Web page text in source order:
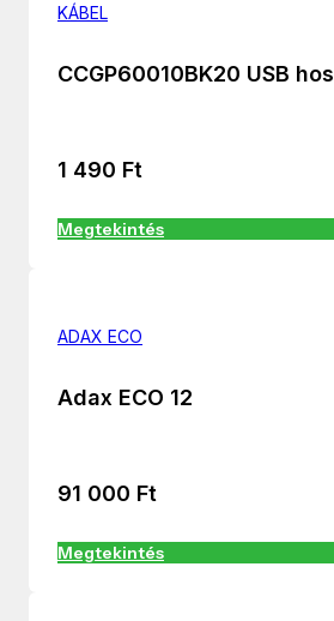
KÁBEL
CCGP60010BK20 USB
1 490 Ft
Megtekintés
ADAX ECO
Adax ECO 12
91 000 Ft
Megtekintés